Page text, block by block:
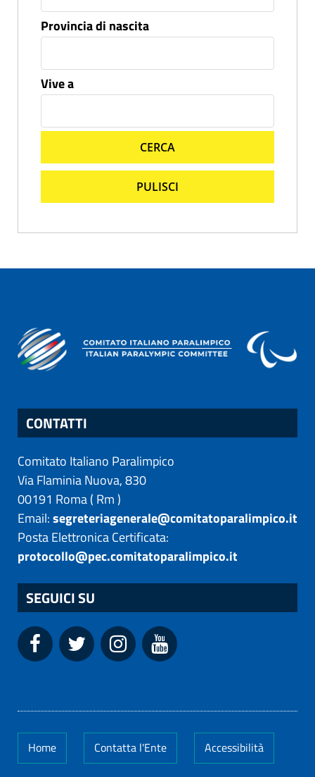
Provincia di nascita
Vive a
CERCA
PULISCI
CONTATTI
Comitato Italiano Paralimpico
Via Flaminia Nuova, 830
00191 Roma( Rm)
Email:segreteriagenerale@comitatoparalimpico.it
Posta Elettronica Certificata:
protocollo@pec.comitatoparalimpico.it
SEGUICI SU
Home Contatta l'Ente Accessibilità